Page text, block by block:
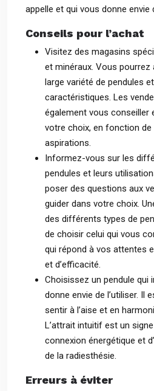
appelle et qui vous donne envie
Conseils pour l’achat
Visitez des magasins
et minéraux. Vous pourrez
large variété de pendules
caractéristiques. Les
également vous conseiller
votre choix, en fonction
aspirations.
Informez-vous sur les
pendules et leurs
poser des questions aux
guider dans votre choix.
des différents types de
de choisir celui qui vous
qui répond à vos attentes
et d’efficacité.
Choisissez un pendule qui
donne envie de l’utiliser. Il
sentir à l’aise et en
L’attrait intuitif est un
connexion énergétique et
de la radiesthésie.
Erreurs à éviter